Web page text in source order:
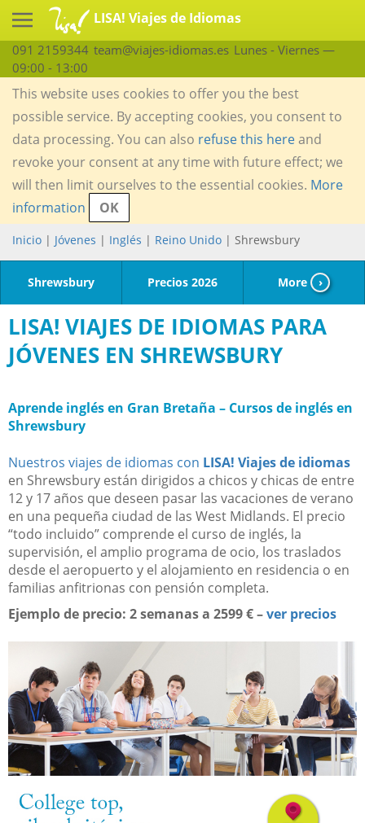
LISA! Viajes de Idiomas
091 2159344 team@viajes-idiomas.es Lunes - Viernes —
09:00 - 13:00
This website uses cookies to offer you the best
possible service. By accepting cookies, you consent to
data processing. You can also refuse this hereand
revoke your consent at any time with future effect; we
will then limit ourselves to the essential cookies. More
information
OK
Inicio | Jóvenes | Inglés | Reino Unido | Shrewsbury
Shrewsbury Precios 2026 More ›
LISA! VIAJES DE IDIOMAS PARA
JÓVENES EN SHREWSBURY
Aprende inglés en Gran Bretaña – Cursos de inglés en
Shrewsbury
Nuestros viajes de idiomas con LISA! Viajes de idiomas
en Shrewsbury están dirigidos a chicos y chicas de entre
12 y 17 años que deseen pasar las vacaciones de verano
en una pequeña ciudad de las West Midlands. El precio
“todo incluido” comprende el curso de inglés, la
supervisión, el amplio programa de ocio, los traslados
desde el aeropuerto y el alojamiento en residencia o en
familias anfitrionas con pensión completa.
Ejemplo de precio: 2 semanas a 2599 € –ver precios